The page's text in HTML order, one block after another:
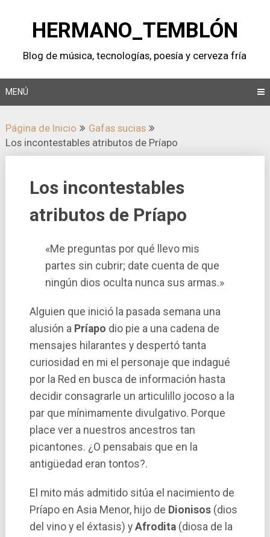
contenidoHERMANO_TEMBLÓN
Blog de música, tecnologí­as, poesí­a y cerveza frí­a
MENÚ
Página de Inicio
Gafas sucias
Los incontestables atributos de Prí­apo
Los incontestables
atributos de Prí­apo
«Me preguntas por qué llevo mis
partes sin cubrir; date cuenta de que
ningún dios oculta nunca sus armas.»
Alguien que inició la pasada semana una
alusión a Prí­apo dio pie a una cadena de
mensajes hilarantes y despertó tanta
curiosidad en mi el personaje que indagué
por la Red en busca de información hasta
decidir consagrarle un articulillo jocoso a la
par que mí­nimamente divulgativo. Porque
place ver a nuestros ancestros tan
picantones. ¿O pensabais que en la
antigüedad eran tontos?.
El mito más admitido sitúa el nacimiento de
Prí­apo en Asia Menor, hijo de Dionisos(dios
del vino y el éxtasis) y Afrodita(diosa de la